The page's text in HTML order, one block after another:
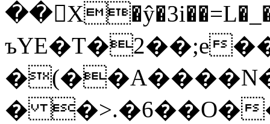
ъYE�T�2��;e
� �>.�6��O�